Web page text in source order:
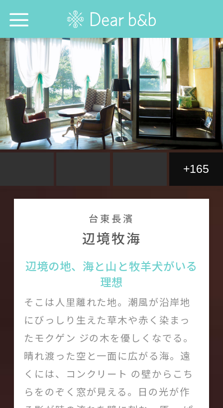
トップページ
防疫優良店
誰と行きたい？
どこに行きたい？
利用規約
Like us on Facebook
Follow us on Instagram
+165
台東長濱
辺境牧海
辺境の地、海と山と牧羊犬がいる
理想
そこは人里離れた地。潮風が沿岸地
にびっしり生えた草木や赤く染まっ
たモクゲン ジの木を優しくなでる。
晴れ渡った空と一面に広がる海。遠
くには、コンクリート の壁からこち
らをのぞく窓が見える。日の光が作